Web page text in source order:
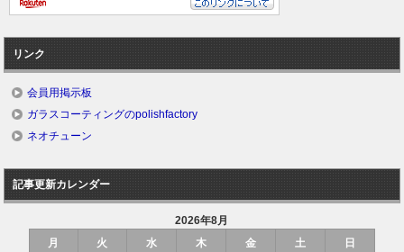
リンク
会員用掲示板
ガラスコーティングのpolishfactory
ネオチューン
記事更新カレンダー
2026年8月
月
火 水 木 金 土 日